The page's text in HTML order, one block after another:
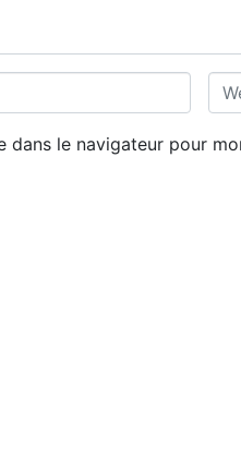
W
e
b
le navigateur pour